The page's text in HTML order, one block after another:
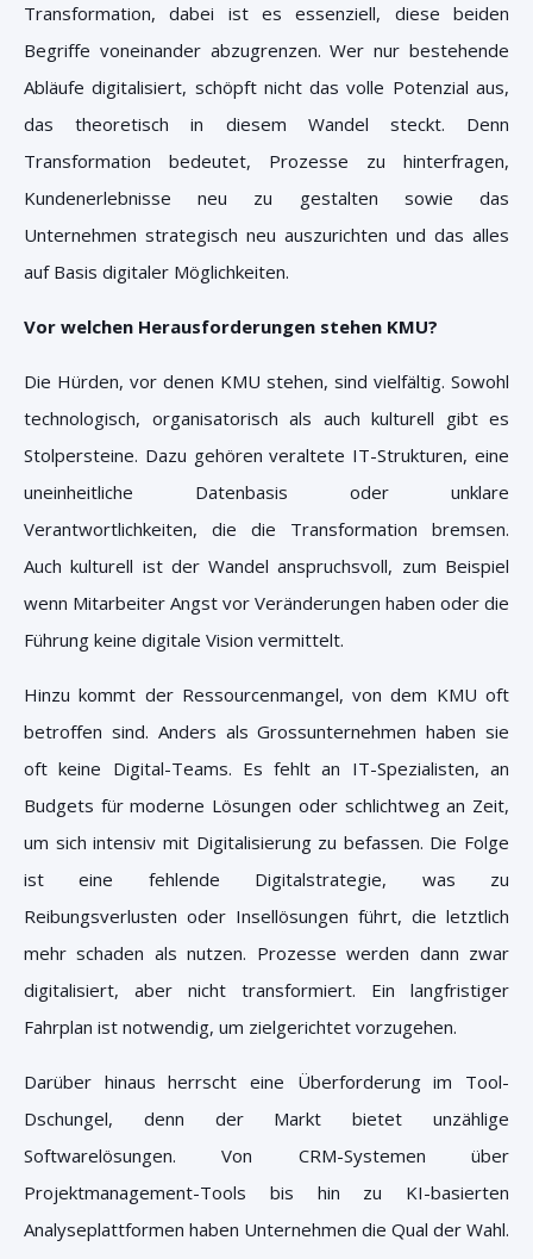
Transformation, dabei ist es essenziell, diese beiden
Begriffe voneinander abzugrenzen. Wer nur bestehende
Abläufe digitalisiert, schöpft nicht das volle Potenzial aus,
das theoretisch in diesem Wandel steckt. Denn
Transformation bedeutet, Prozesse zu hinterfragen,
Kundenerlebnisse neu zu gestalten sowie das
Unternehmen strategisch neu auszurichten und das alles
auf Basis digitaler Möglichkeiten.
Vor welchen Herausforderungen stehen KMU?
Die Hürden, vor denen KMU stehen, sind vielfältig. Sowohl
technologisch, organisatorisch als auch kulturell gibt es
Stolpersteine. Dazu gehören veraltete IT-Strukturen, eine
uneinheitliche Datenbasis oder unklare
Verantwortlichkeiten, die die Transformation bremsen.
Auch kulturell ist der Wandel anspruchsvoll, zum Beispiel
wenn Mitarbeiter Angst vor Veränderungen haben oder die
Führung keine digitale Vision vermittelt.
Hinzu kommt der Ressourcenmangel, von dem KMU oft
betroffen sind. Anders als Grossunternehmen haben sie
oft keine Digital-Teams. Es fehlt an IT-Spezialisten, an
Budgets für moderne Lösungen oder schlichtweg an Zeit,
um sich intensiv mit Digitalisierung zu befassen. Die Folge
ist eine fehlende Digitalstrategie, was zu
Reibungsverlusten oder Insellösungen führt, die letztlich
mehr schaden als nutzen. Prozesse werden dann zwar
digitalisiert, aber nicht transformiert. Ein langfristiger
Fahrplan ist notwendig, um zielgerichtet vorzugehen.
Darüber hinaus herrscht eine Überforderung im Tool-
Dschungel, denn der Markt bietet unzählige
Softwarelösungen. Von CRM-Systemen über
Projektmanagement-Tools bis hin zu KI-basierten
Analyseplattformen haben Unternehmen die Qual der Wahl.